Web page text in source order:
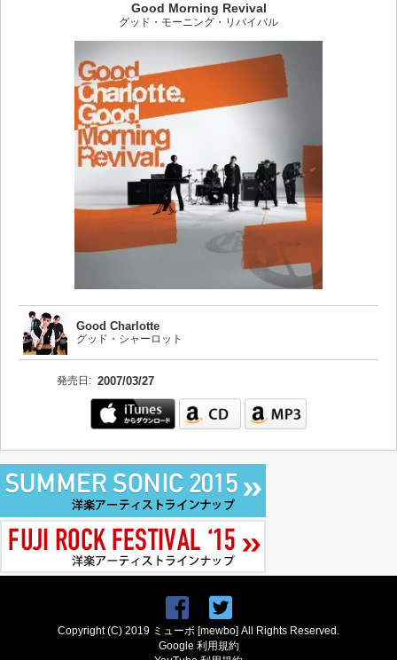
Good Morning Revival
グッド・モーニング・リバイバル
Good Charlotte
グッド・シャーロット
発売日: 2007/03/27
Copyright (C) 2019 ミューボ [mewbo] All Rights Reserved.
Google 利用規約